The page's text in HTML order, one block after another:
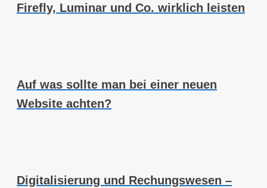
Firefly, Luminar und Co. wirklich leisten
Auf was sollte man bei einer neuen
Website achten?
Digitalisierung und Rechungswesen –